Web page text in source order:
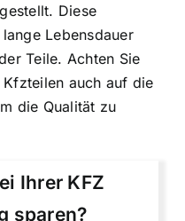
Diese
Lebensdauer
Teile. Achten Sie
auch auf die
die Qualität zu
Ihrer KFZ
sparen?